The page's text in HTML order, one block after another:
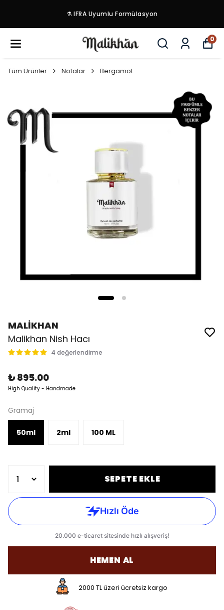
⚗️ IFRA Uyumlu Formülasyon
0
Tüm Ürünler Notalar Bergamot
MALİKHAN
Malikhan Nish Hacı
4 değerlendirme
₺ 895.00
High Quality - Handmade
Gramaj
50ml 2ml 100 ML
SEPETE EKLE
HEMEN AL
2000 TL üzeri ücretsiz kargo